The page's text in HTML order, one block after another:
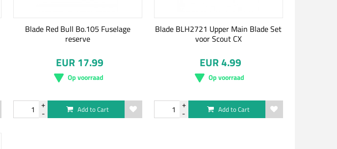
Blade Red Bull Bo.105 Fuselage
reserve
EUR 17.99
Op voorraad
Add to Cart
Blade BLH2721 Upper Main Blade Set
voor Scout CX
EUR 4.99
Op voorraad
Add to Cart